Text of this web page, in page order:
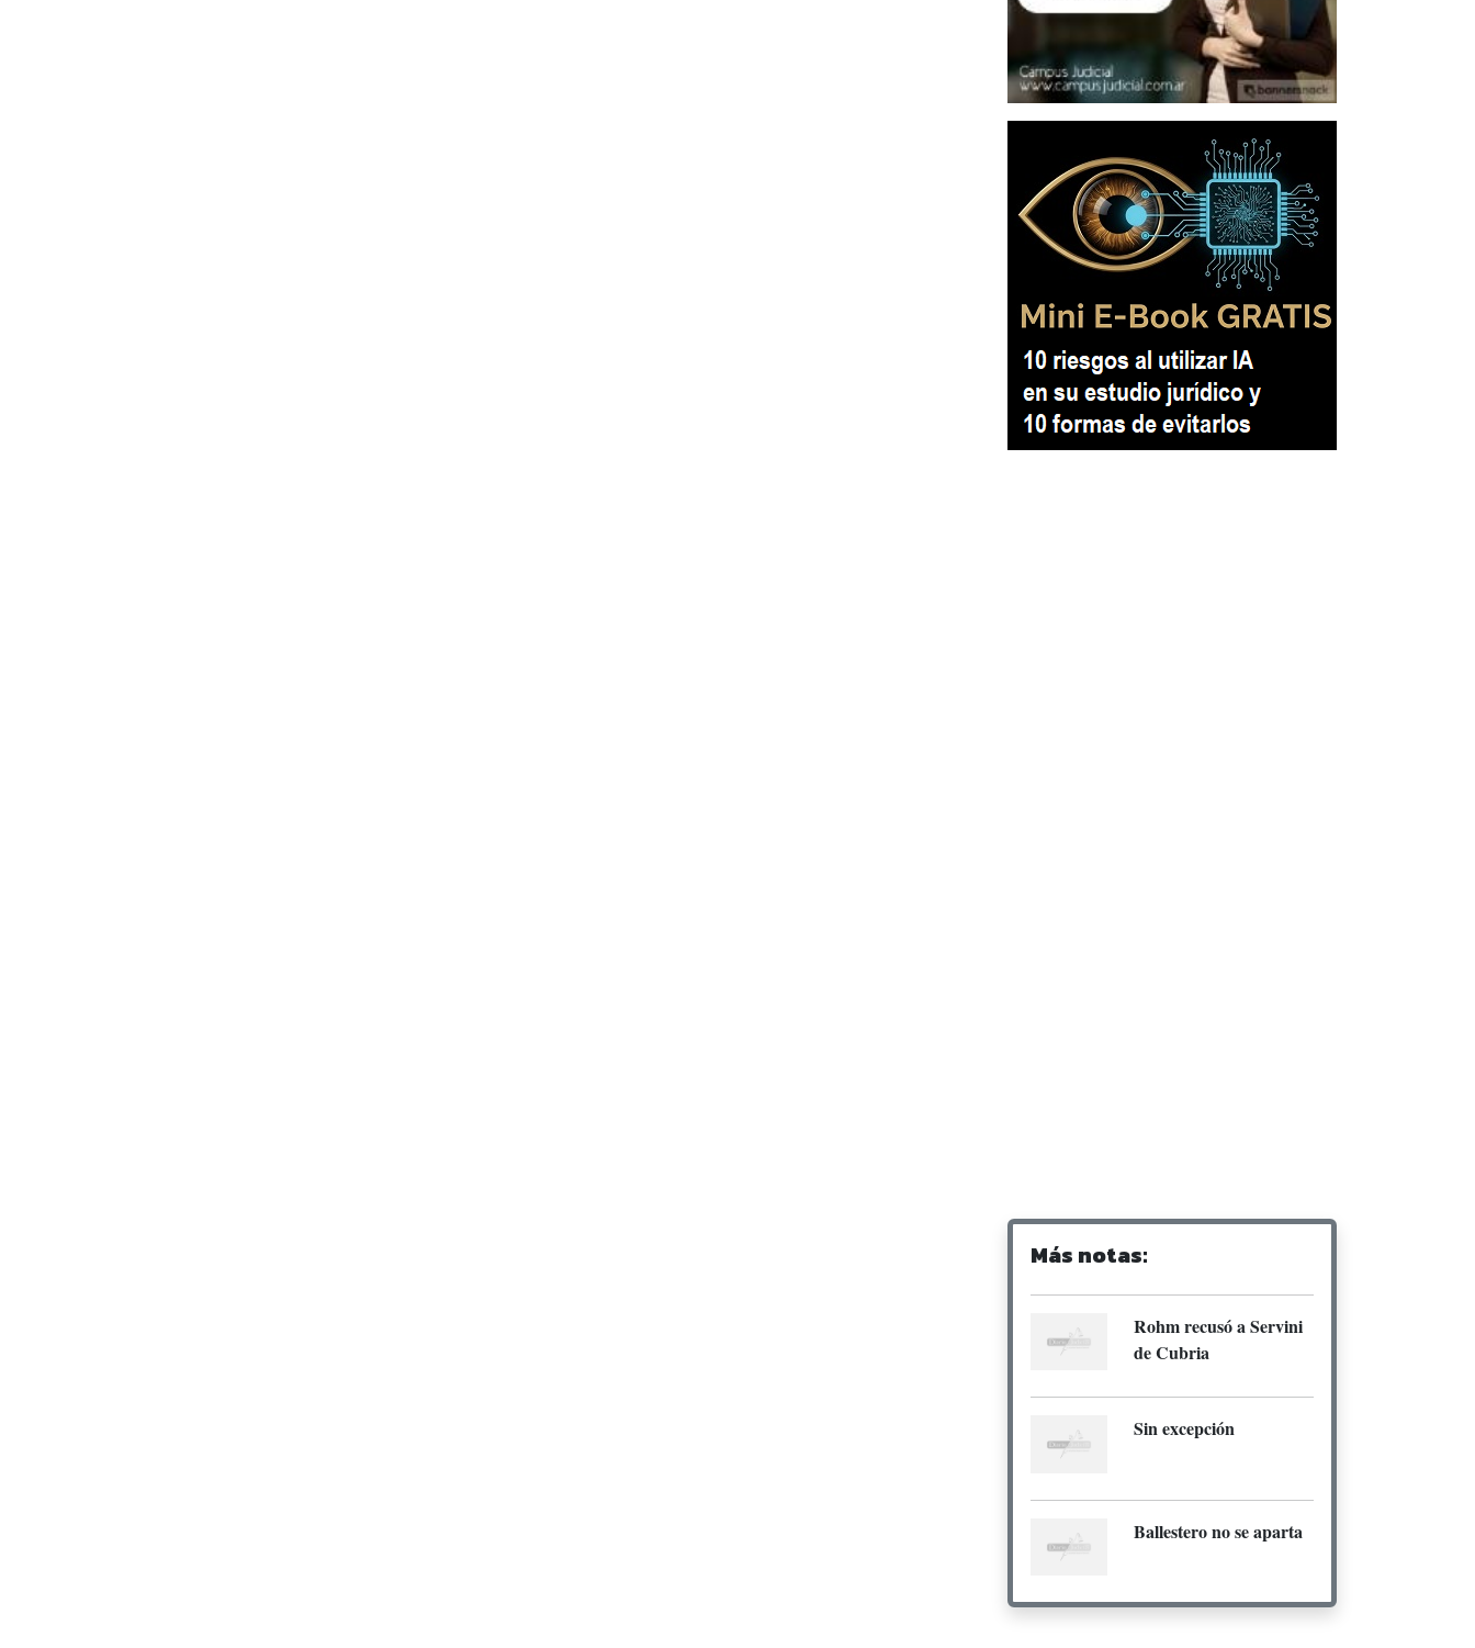
Más notas:
Rohm recusó a Servini
de Cubria
Sin excepción
Ballestero no se aparta